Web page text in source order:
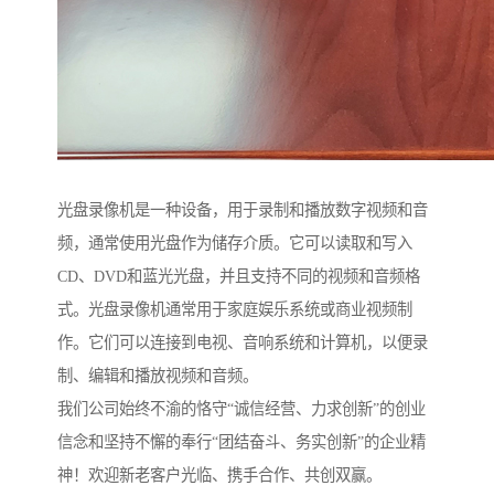
光盘录像机是一种设备，用于录制和播放数字视频和音
频，通常使用光盘作为储存介质。它可以读取和写入
CD、DVD和蓝光光盘，并且支持不同的视频和音频格
式。光盘录像机通常用于家庭娱乐系统或商业视频制
作。它们可以连接到电视、音响系统和计算机，以便录
制、编辑和播放视频和音频。
我们公司始终不渝的恪守“诚信经营、力求创新”的创业
信念和坚持不懈的奉行“团结奋斗、务实创新”的企业精
神！欢迎新老客户光临、携手合作、共创双赢。